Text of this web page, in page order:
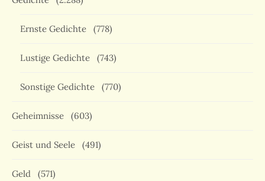
Ernste Gedichte (778)
Lustige Gedichte (743)
Sonstige Gedichte (770)
Geheimnisse (603)
Geist und Seele (491)
Geld (571)